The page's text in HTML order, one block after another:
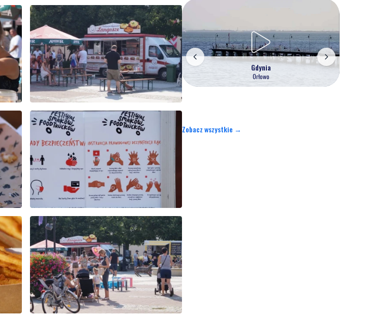
Gdynia
Orłowo
Zobacz wszystkie →